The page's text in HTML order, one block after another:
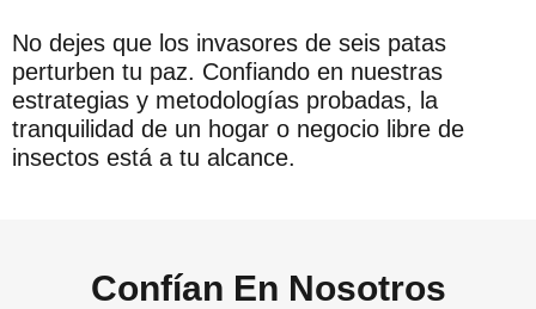
No dejes que los invasores de seis patas
perturben tu paz. Confiando en nuestras
estrategias y metodologías probadas, la
tranquilidad de un hogar o negocio libre de
insectos está a tu alcance.
Confían En Nosotros